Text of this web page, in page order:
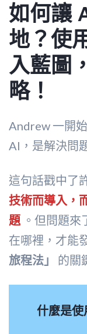
如何讓
地？使
入藍圖
略！
Andrew 一開
AI，是解決問
這句話戳中了
技術而導入，
題 。但問題
在哪裡，才能
旅程法」
的關
什麼是使